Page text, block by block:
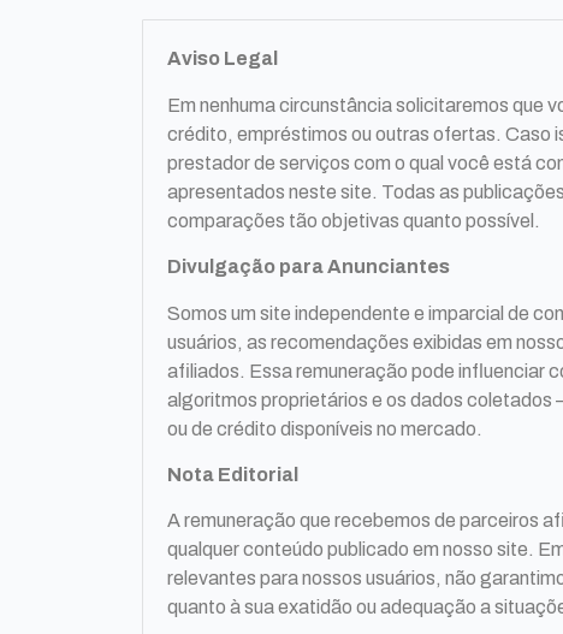
Aviso Legal
Em nenhuma circunstância solicitaremos que
crédito, empréstimos ou outras ofertas. Caso
prestador de serviços com o qual você está
apresentados neste site. Todas as
comparações tão objetivas quanto possível.
Divulgação para Anunciantes
Somos um site independente e imparcial de
usuários, as recomendações exibidas em
afiliados. Essa remuneração pode influenciar
algoritmos proprietários e os dados
ou de crédito disponíveis no mercado.
Nota Editorial
A remuneração que recebemos de parceiros
qualquer conteúdo publicado em nosso site.
relevantes para nossos usuários, não
quanto à sua exatidão ou adequação a